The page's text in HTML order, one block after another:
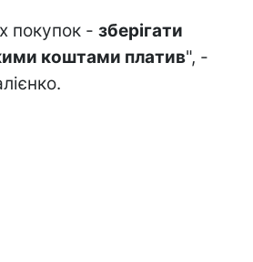
покупок - зберігати
коштами платив", -